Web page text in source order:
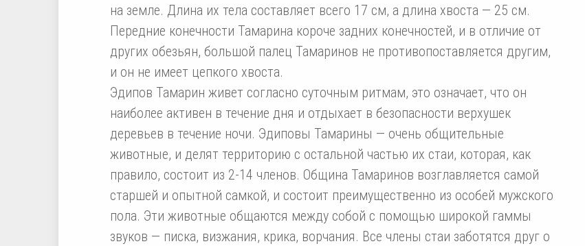
на земле. Длина их тела составляет всего 17 см, а длина хвоста — 25 см.
Передние конечности Тамарина короче задних конечностей, и в отличие от
других обезьян, большой палец Тамаринов не противопоставляется другим,
и он не имеет цепкого хвоста.
Эдипов Тамарин живет согласно суточным ритмам, это означает, что он
наиболее активен в течение дня и отдыхает в безопасности верхушек
деревьев в течение ночи. Эдиповы Тамарины — очень общительные
животные, и делят территорию с остальной частью их стаи, которая, как
правило, состоит из 2-14 членов. Община Тамаринов возглавляется самой
старшей и опытной самкой, и состоит преимущественно из особей мужского
пола. Эти животные общаются между собой с помощью широкой гаммы
звуков — писка, визжания, крика, ворчания. Все члены стаи заботятся друг о